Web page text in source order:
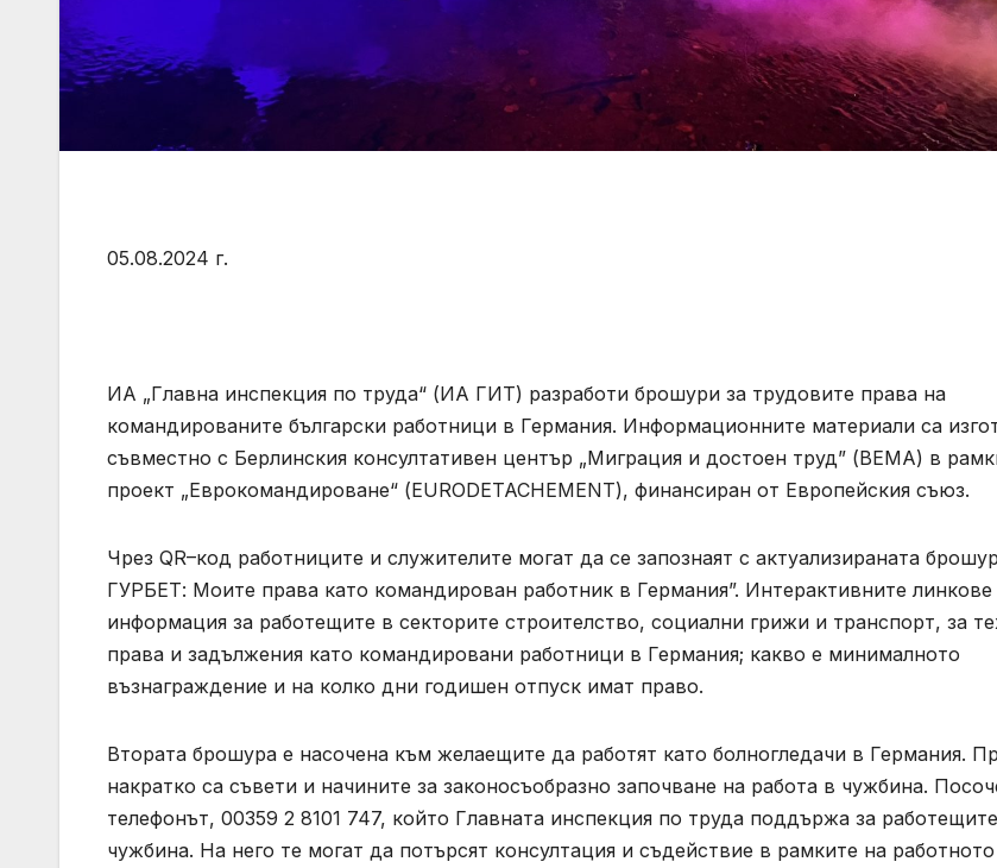
05.08.2024 г.
ИА „Главна инспекция по труда“ (ИА ГИТ) разработи брошури за трудовите права на
командированите български работници в Германия. Информационните материали са
съвместно с Берлинския консултативен център „Миграция и достоен труд” (BEMA) в
проект „Еврокомандироване“ (EURODETACHEMENT), финансиран от Европейския съюз.
Чрез QR–код работниците и служителите могат да се запознаят с актуализираната
ГУРБЕТ: Моите права като командирован работник в Германия”. Интерактивните линкове
информация за работещите в секторите строителство, социални грижи и транспорт, за
права и задължения като командировани работници в Германия; какво е минималното
възнаграждение и на колко дни годишен отпуск имат право.
Втората брошура е насочена към желаещите да работят като болногледачи в Германия.
накратко са съвети и начините за законосъобразно започване на работа в чужбина.
телефонът, 00359 2 8101 747, който Главната инспекция по труда поддържа за
чужбина. На него те могат да потърсят консултация и съдействие в рамките на